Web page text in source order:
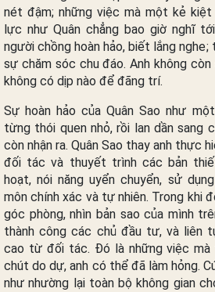
nét đậm; những việc mà một kẻ kiệt
lực như Quân chẳng bao giờ nghĩ
người chồng hoàn hảo, biết lắng nghe;
sự chăm sóc chu đáo. Anh không
không có dịp nào để đãng trí.
Sự hoàn hảo của Quân Sao như
từng thói quen nhỏ, rồi lan dần sang
còn nhận ra. Quân Sao thay anh thực
đối tác và thuyết trình các bản
hoạt, nói năng uyển chuyển, sử
môn chính xác và tự nhiên. Trong khi
góc phòng, nhìn bản sao của mình
thành công các chủ đầu tư, và liên
cao từ đối tác. Đó là những việc
chút do dự, anh có thể đã làm hỏng.
như nhường lại toàn bộ không gian